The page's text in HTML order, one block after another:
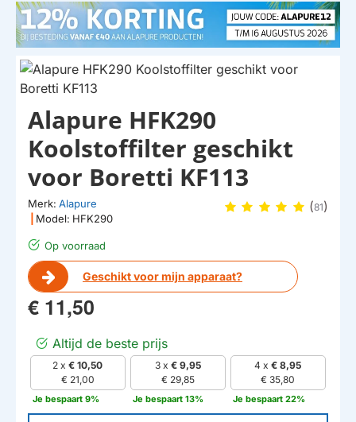
e
HUISMERK
Op voorraad
Geschikt voor mijn apparaat?
Alapure HFK290
Koolstoffilter geschikt
voor Boretti KF113
Merk: Alapure
Model: HFK290
(81)
€ 11,50
Altijd de beste prijs
2 x€ 10,50
€ 21,00
Je bespaart 9%
3 x € 9,95
€ 29,85
Je bespaart 13%
4 x€ 8,95
€ 35,80
Je bespaart 22%